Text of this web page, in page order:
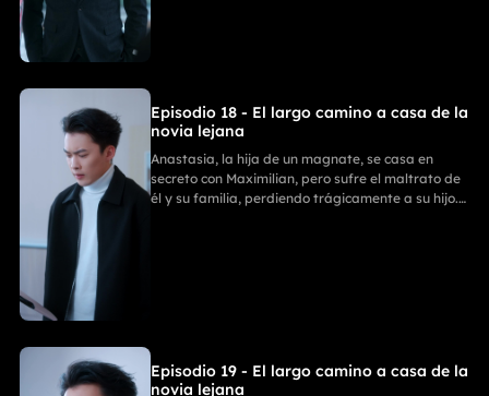
fechorías, mientras ella comienza un nuevo y
Episodio 18 - El largo camino a casa de la
novia lejana
Anastasia, la hija de un magnate, se casa en
secreto con Maximilian, pero sufre el maltrato de
él y su familia, perdiendo trágicamente a su hijo.
Episodio 19 - El largo camino a casa de la
novia lejana